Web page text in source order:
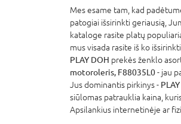
Mes esame tam, kad
patogiai išsirinkti geriausią,
kataloge rasite platų
mus visada rasite iš ko
PLAY DOH prekės ženklo
motoroleris, F88035L0- jau
Jus dominantis pirkinys -
siūlomas patrauklia kaina,
Apsilankius internetinėje ar